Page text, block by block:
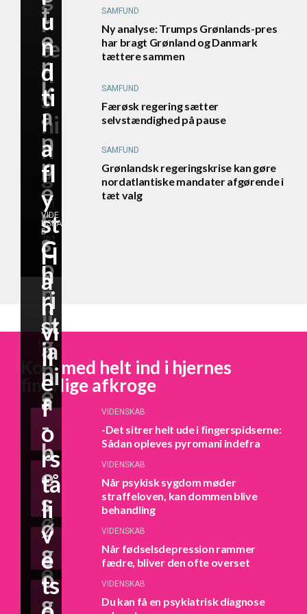
r
æ
n
s
ni
n
g
juni
11,
202
6
SAMFUND
Ny analyse: Trumps Grønlands-pres
har bragt Grønland og Danmark
tættere sammen
SAMFUND
Færøsk regering sætter
selvstændighed på pause
SAMFUND
Grønlandsk regeringskrise kan gøre
nordatlantiske mandater afgørende i
tæt valg
Kom med helt ind i hjernes
finurlige afkroge
t
e
r,
k
a
n
p
e
r
s
o
n
li
g
h
e
d
e
n
f
ø
lg
e
m
VIDENSKAB
-Det sitrer helt ude i fingerspidserne:
Sådan opleves pyromani indefra
VIDENSKAB
Når psykisk sygdom møder
straffeloven, kan dommen blive
behandling
VIDENSKAB
Når fødselsdepression rammer
fædre, bliver den ofte overset
VIDENSKAB
Du kan få en psykiatrisk diagnose
u
n
d
ti
l
a
fl
y
st
C
h
ri
st
ia
ni
a
-
b
e
s
ø
g
o
g
VIDE
NSKA
B
H
a
n
vi
ll
e
f
o
rs
tå
li
v
e
ts